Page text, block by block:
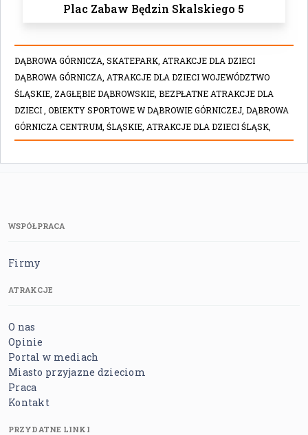
Plac Zabaw Będzin Skalskiego 5
DĄBROWA GÓRNICZA, SKATEPARK, ATRAKCJE DLA DZIECI
DĄBROWA GÓRNICZA, ATRAKCJE DLA DZIECI WOJEWÓDZTWO
ŚLĄSKIE, ZAGŁĘBIE DĄBROWSKIE, BEZPŁATNE ATRAKCJE DLA
DZIECI , OBIEKTY SPORTOWE W DĄBROWIE GÓRNICZEJ, DĄBROWA
GÓRNICZA CENTRUM, ŚLĄSKIE, ATRAKCJE DLA DZIECI ŚLĄSK,
WSPÓŁPRACA
Firmy
ATRAKCJE
O nas
Opinie
Portal w mediach
Miasto przyjazne dzieciom
Praca
Kontakt
PRZYDATNE LINKI